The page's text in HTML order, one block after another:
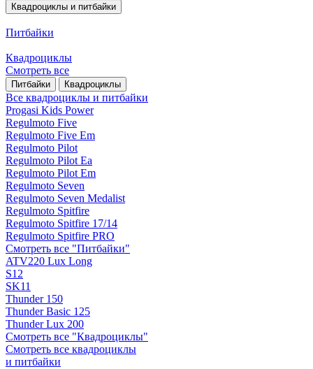
Квадроциклы и питбайки
Питбайки
Квадроциклы
Смотреть все
Питбайки Квадроциклы
Все квадроциклы и питбайки
Progasi Kids Power
Regulmoto Five
Regulmoto Five Em
Regulmoto Pilot
Regulmoto Pilot Ea
Regulmoto Pilot Em
Regulmoto Seven
Regulmoto Seven Medalist
Regulmoto Spitfire
Regulmoto Spitfire 17/14
Regulmoto Spitfire PRO
Смотреть все "Питбайки"
ATV220 Lux Long
S12
SK11
Thunder 150
Thunder Basic 125
Thunder Lux 200
Смотреть все "Квадроциклы"
Смотреть все квадроциклы
и питбайки